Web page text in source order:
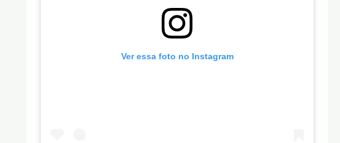
Ver essa foto no Instagram